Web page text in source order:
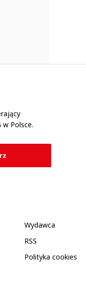
Polsce.
Wydawca
RSS
Polityka cookies